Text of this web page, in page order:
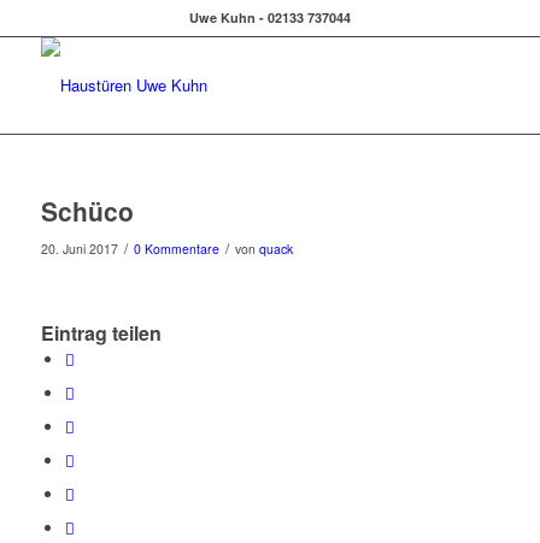
Uwe Kuhn - 02133 737044
Schüco
20. Juni 2017 / 0 Kommentare / von quack
Eintrag teilen